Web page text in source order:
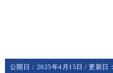
公開日： 2025年4月15日 / 更新日